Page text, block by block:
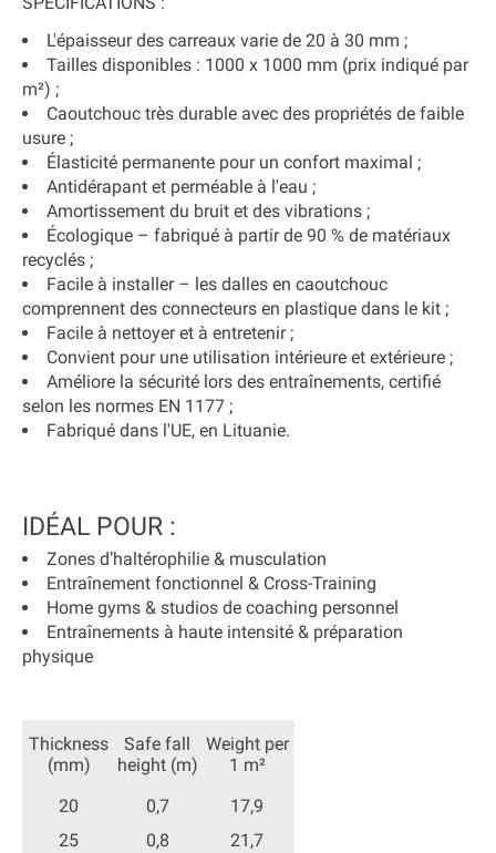
L'épaisseur des carreaux varie de 20 à 30 mm ;
Tailles disponibles : 1000 x 1000 mm (prix indiqué par
m²) ;
Caoutchouc très durable avec des propriétés de faible
usure ;
Élasticité permanente pour un confort maximal ;
Antidérapant et perméable à l'eau ;
Amortissement du bruit et des vibrations ;
Écologique – fabriqué à partir de 90 % de matériaux
recyclés ;
Facile à installer – les dalles en caoutchouc
comprennent des connecteurs en plastique dans le kit ;
Facile à nettoyer et à entretenir ;
Convient pour une utilisation intérieure et extérieure ;
Améliore la sécurité lors des entraînements, certifié
selon les normes EN 1177 ;
Fabriqué dans l'UE, en Lituanie.
IDÉAL POUR :
Zones d’haltérophilie & musculation
Entraînement fonctionnel & Cross-Training
Home gyms & studios de coaching personnel
Entraînements à haute intensité & préparation
physique
Thickness
(mm)
Safe fall
height (m)
Weight per
1 m²
20
0,7
17,9
25
0,8
21,7